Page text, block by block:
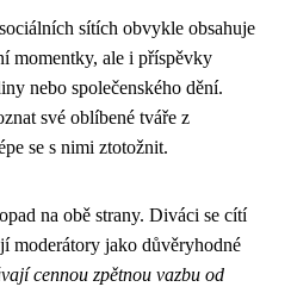
sítích obvykle obsahuje
momentky, ale i příspěvky
nebo společenského dění.
své oblíbené tváře z
se s nimi ztotožnit.
na obě strany. Diváci se cítí
moderátory jako důvěryhodné
cennou zpětnou vazbu od